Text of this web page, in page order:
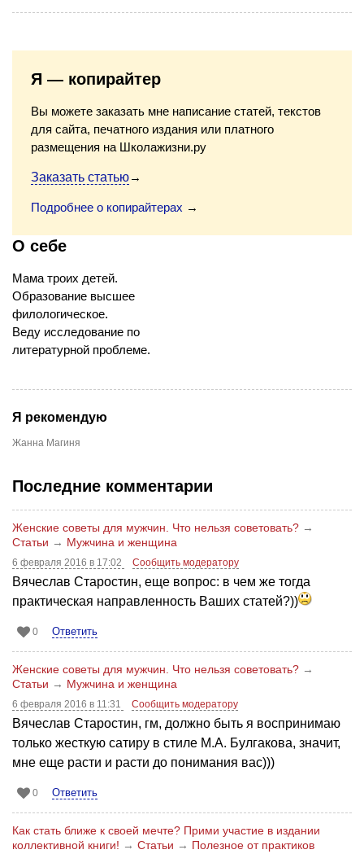
Я — копирайтер
Вы можете заказать мне написание статей, текстов
для сайта, печатного издания или платного
размещения на Школажизни.ру
Заказать статью→
Подробнее о копирайтерах →
О себе
Мама троих детей.
Образование высшее
филологическое.
Веду исследование по
литературной проблеме.
Я рекомендую
Жанна Магиня
Последние комментарии
Женские советы для мужчин. Что нельзя советовать? →
Статьи → Мужчина и женщина
6 февраля 2016 в 17:02 Сообщить модератору
Вячеслав Старостин, еще вопрос: в чем же тогда
практическая направленность Ваших статей?))
0 Ответить
Женские советы для мужчин. Что нельзя советовать? →
Статьи → Мужчина и женщина
6 февраля 2016 в 11:31 Сообщить модератору
Вячеслав Старостин, гм, должно быть я воспринимаю
только жесткую сатиру в стиле М.А. Булгакова, значит,
мне еще расти и расти до понимания вас)))
0 Ответить
Как стать ближе к своей мечте? Прими участие в издании
коллективной книги! → Статьи → Полезное от практиков